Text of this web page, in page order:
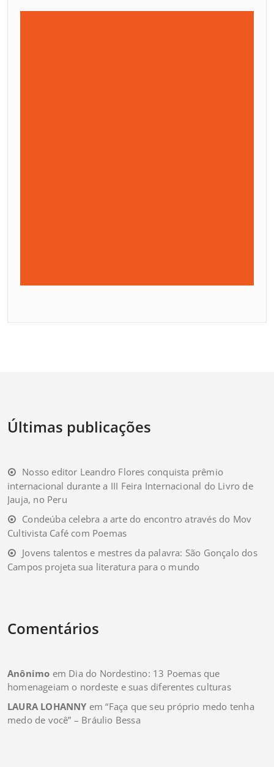
Últimas publicações
Nosso editor Leandro Flores conquista prêmio
internacional durante a III Feira Internacional do Livro de
Jauja, no Peru
Condeúba celebra a arte do encontro através do Mov
Cultivista Café com Poemas
Jovens talentos e mestres da palavra: São Gonçalo dos
Campos projeta sua literatura para o mundo
Comentários
Anônimo em Dia do Nordestino: 13 Poemas que
homenageiam o nordeste e suas diferentes culturas
LAURA LOHANNY em“Faça que seu próprio medo tenha
medo de você” – Bráulio Bessa